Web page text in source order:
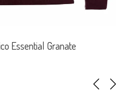
Essential Granate